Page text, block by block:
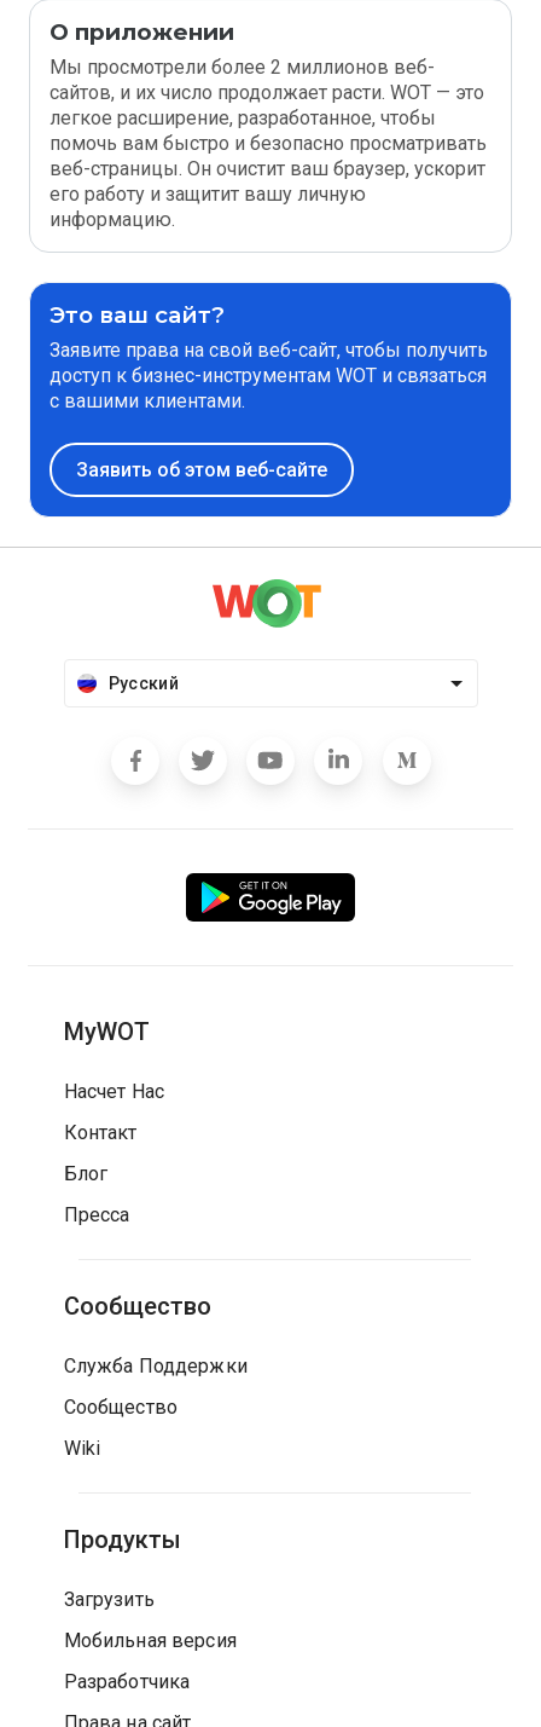
О приложении
Мы просмотрели более 2 миллионов веб-
сайтов, и их число продолжает расти. WOT — это
легкое расширение, разработанное, чтобы
помочь вам быстро и безопасно просматривать
веб-страницы. Он очистит ваш браузер, ускорит
его работу и защитит вашу личную
информацию.
Это ваш сайт?
Заявите права на свой веб-сайт, чтобы получить
доступ к бизнес-инструментам WOT и связаться
с вашими клиентами.
Заявить об этом веб-сайте
Русский
MyWOT
Насчет Нас
Контакт
Блог
Пресса
Сообщество
Служба Поддержки
Сообщество
Wiki
Продукты
Загрузить
Мобильная версия
Разработчика